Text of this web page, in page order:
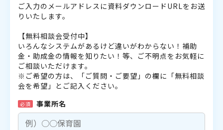
ご入力のメールアドレスに資料ダウンロードURLをお送
りいたします。
【無料相談会受付中】
いろんなシステムがあるけど違いがわからない！補助
金・助成金の情報を知りたい！等、ご不明点をお気軽に
ご相談いただけます。
※ご希望の方は、「ご質問・ご要望」の欄に「無料相談
会を希望」とご記入ください。
必須 事業所名